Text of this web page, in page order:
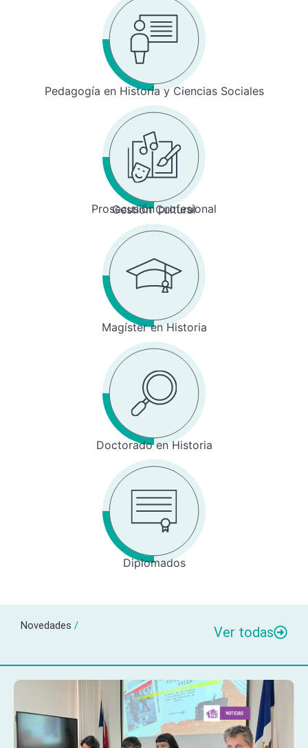
Pedagogía en Historia y Ciencias Sociales
Prosecusión profesional
Gestión Cultural
Magíster en Historia
Doctorado en Historia
Diplomados
Novedades / Ver todas